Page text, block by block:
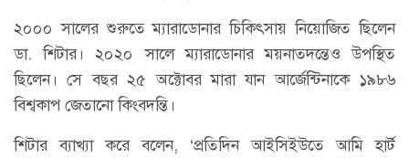
২০০০ সালের শুরুতে ম্যারাডোনার চিকিৎসায় নিয়োজিত ছিলেন
ডা. শিটার। ২০২০ সালে ম্যারাডোনার ময়নাতদন্তেও উপস্থিত
ছিলেন। সে বছর ২৫ অক্টোবর মারা যান আর্জেন্টিনাকে ১৯৮৬
বিশ্বকাপ জেতানো কিংবদন্তি।
শিটার ব্যাখ্যা করে বলেন, ‘প্রতিদিন আইসিইউতে আমি হার্ট